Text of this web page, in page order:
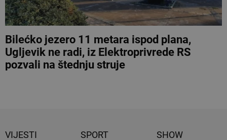
Bilećko jezero 11 metara ispod plana,
Ugljevik ne radi, iz Elektroprivrede RS
pozvali na štednju struje
VIJESTI SPORT SHOW